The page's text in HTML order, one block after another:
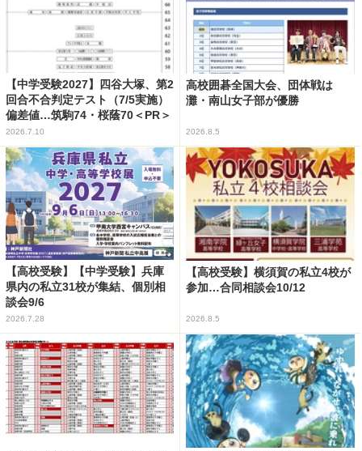
【中学受験2027】四谷大塚、第2
回合不合判定テスト（7/5実施）
偏差値…筑駒74・桜蔭70＜PR＞
2026.7.10
高校囲碁全国大会、団体戦は
灘・南山女子部が優勝
2026.8.5
【高校受験】【中学受験】兵庫
県内の私立31校が集結、個別相
談会9/6
2026.7.28
【高校受験】横須賀の私立4校が
参加…合同相談会10/12
2026.8.5